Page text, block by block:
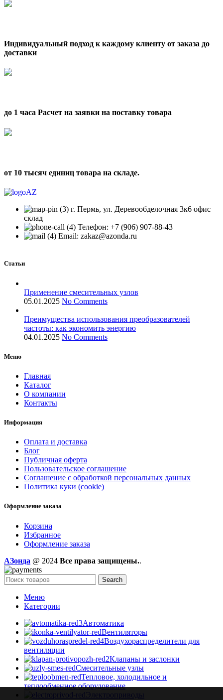
Индивидуальный подход к каждому клиенту от заказа до
доставки
до 1 часа Расчет на заявки на поставку товара
от 10 тысяч единиц товара на складе.
г. Пермь, ул. Деревообделочная 3к6 офис
склад
Телефон: +7 (906) 907-88-43
Email: zakaz@azonda.ru
Статьи
Применение смесительных узлов
05.01.2025 No Comments
Преимущества использования преобразователей
частоты: как экономить энергию
04.01.2025 No Comments
Меню
Главная
Каталог
О компании
Контакты
Информация
Оплата и доставка
Блог
Публичная оферта
Пользовательское соглашение
Соглашение с обработкой персональных данных
Политика куки (cookie)
Оформление заказа
Корзина
Избранное
Оформление заказа
AЗонда @ 2024 Все права защищены..
Search
Меню
Категории
Автоматика
Вентиляторы
Воздухораспределители для
вентиляции
Клапаны и заслонки
Смесительные узлы
Тепловое, холодильное и
теплообменное оборудование
Электроприводы